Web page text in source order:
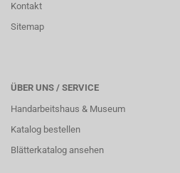
Kontakt
Sitemap
ÜBER UNS / SERVICE
Handarbeitshaus & Museum
Katalog bestellen
Blätterkatalog ansehen